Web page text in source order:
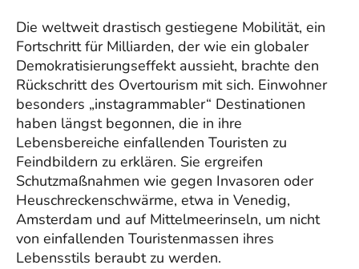
Die weltweit drastisch gestiegene Mobilität, ein
Fortschritt für Milliarden, der wie ein globaler
Demokratisierungseffekt aussieht, brachte den
Rückschritt des Overtourism mit sich. Einwohner
besonders „instagrammabler“ Destinationen
haben längst begonnen, die in ihre
Lebensbereiche einfallenden Touristen zu
Feindbildern zu erklären. Sie ergreifen
Schutzmaßnahmen wie gegen Invasoren oder
Heuschreckenschwärme, etwa in Venedig,
Amsterdam und auf Mittelmeerinseln, um nicht
von einfallenden Touristenmassen ihres
Lebensstils beraubt zu werden.